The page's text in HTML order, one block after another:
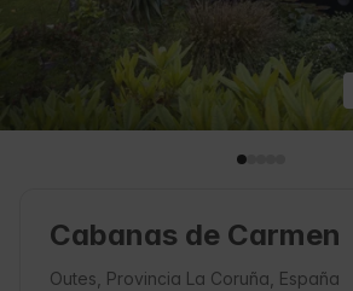
Cabanas de Carmen
Outes, Provincia La Coruña, España